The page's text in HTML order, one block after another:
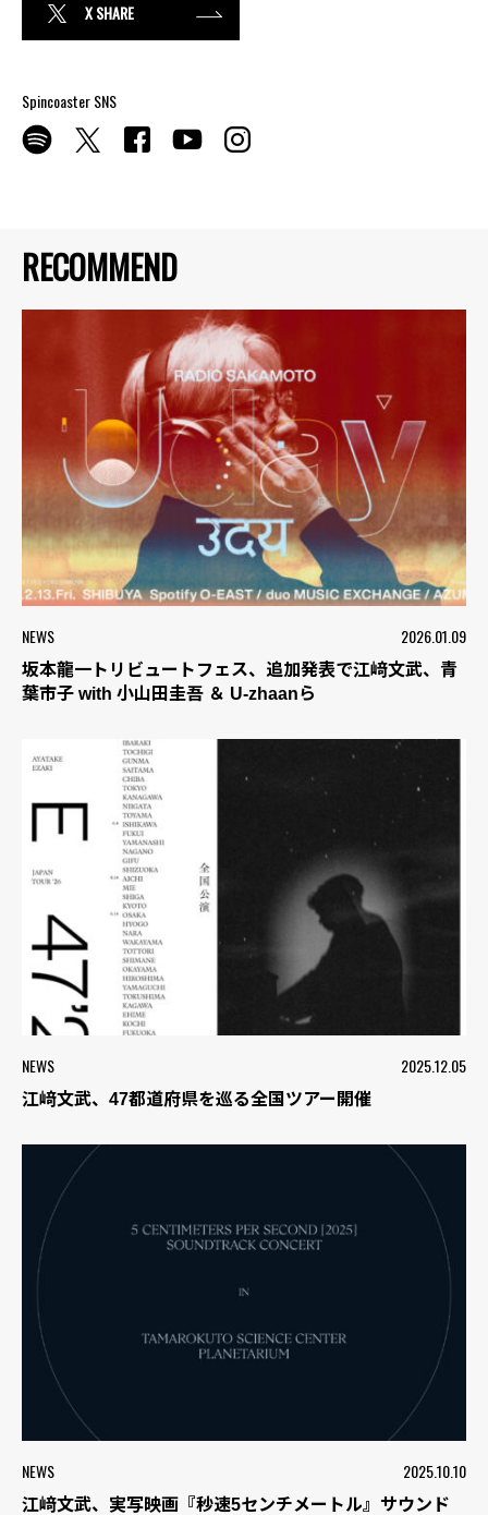
RECOMMEND
NEWS 2026.01.09
坂本龍一トリビュートフェス、追加発表で江﨑文武、青
葉市子 with 小山田圭吾 ＆ U-zhaanら
NEWS 2025.12.05
江﨑文武、47都道府県を巡る全国ツアー開催
NEWS 2025.10.10
江﨑文武、実写映画『秒速5センチメートル』サウンド
X SHARE
Spincoaster SNS